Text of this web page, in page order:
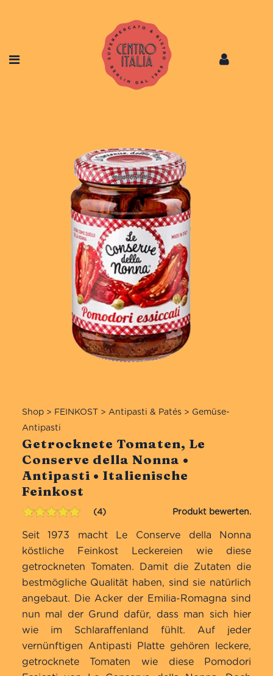
Shop> FEINKOST> Antipasti & Patés> Gemüse-
Antipasti
Getrocknete Tomaten, Le
Conserve della Nonna •
Antipasti • Italienische
Feinkost
5.00
von 5,
basierend
auf
Kundenbewertungen
4
Seit 1973 macht Le Conserve della Nonna
köstliche Feinkost Leckereien wie diese
getrockneten Tomaten. Damit die Zutaten die
bestmögliche Qualität haben, sind sie natürlich
angebaut. Die Acker der Emilia-Romagna sind
nun mal der Grund dafür, dass man sich hier
wie im Schlaraffenland fühlt. Auf jeder
vernünftigen Antipasti Platte gehören leckere,
getrocknete Tomaten wie diese Pomodori